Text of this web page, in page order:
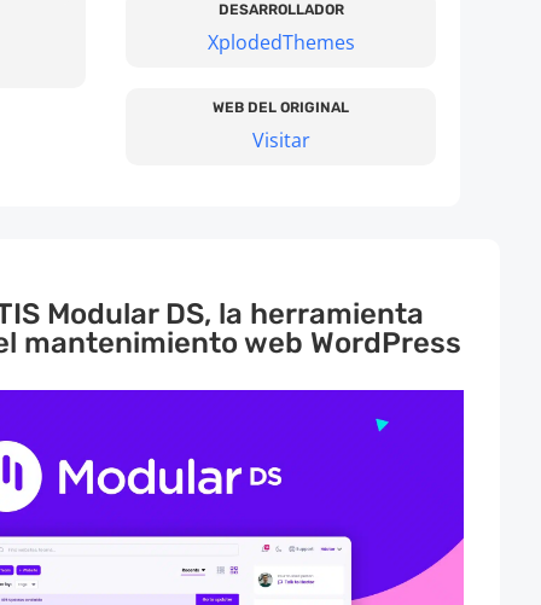
DESARROLLADOR
XplodedThemes
WEB DEL ORIGINAL
Visitar
Modular DS, la herramienta
mantenimiento web WordPress